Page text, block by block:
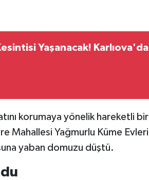
Yaşanacak! Karlıova'da
korumaya yönelik hareketli bir
Mahallesi Yağmurlu Küme Evleri
yaban domuzu düştü.